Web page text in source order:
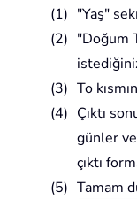
"Yaş"
"Doğum
To
Çıktı
günler
çıktı
Tamam